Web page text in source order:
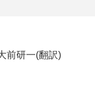
前研一(翻訳)